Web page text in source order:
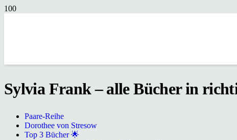
Sylvia Frank – alle Bücher in
Paare-Reihe
Dorothee von Stresow
Top 3 Bücher 🌟